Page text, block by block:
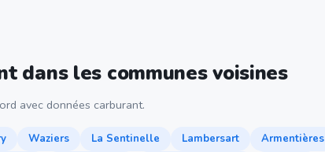
dans les communes voisines
avec données carburant.
Waziers La Sentinelle Lambersart Armentières